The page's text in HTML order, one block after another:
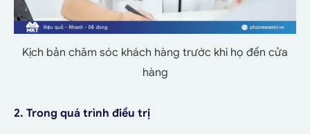
Kịch bản chăm sóc khách hàng trước khi họ đến cửa
hàng
2. Trong quá trình điều trị